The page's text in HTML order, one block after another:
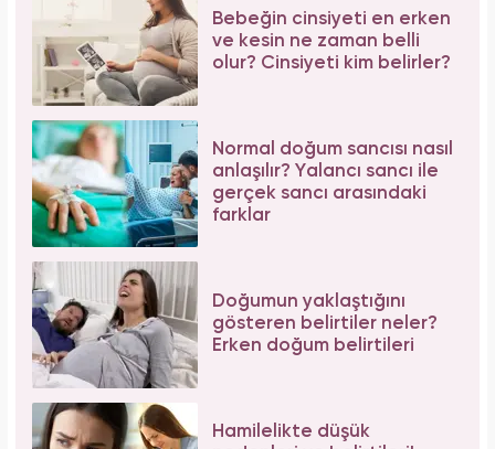
Bebeğin cinsiyeti en erken
ve kesin ne zaman belli
olur? Cinsiyeti kim belirler?
Normal doğum sancısı nasıl
anlaşılır? Yalancı sancı ile
gerçek sancı arasındaki
farklar
Doğumun yaklaştığını
gösteren belirtiler neler?
Erken doğum belirtileri
Hamilelikte düşük